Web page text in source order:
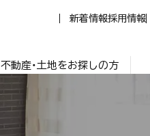
新着情報採用情報
不動産・土地をお探しの方